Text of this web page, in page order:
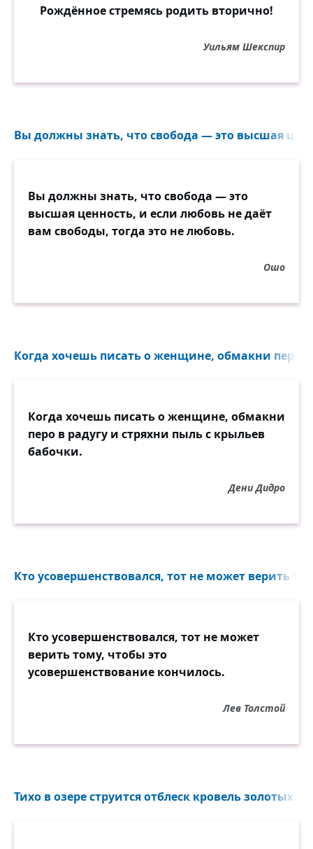
Рождённое стремясь родить вторично!
Уильям Шекспир
Вы должны знать, что свобода — это высшая
Вы должны знать, что свобода — это
высшая ценность, и если любовь не даёт
вам свободы, тогда это не любовь.
Ошо
Когда хочешь писать о женщине, обмакни перо в
Когда хочешь писать о женщине, обмакни
перо в радугу и стряхни пыль с крыльев
бабочки.
Дени Дидро
Кто усовершенствовался, тот не может верить
Кто усовершенствовался, тот не может
верить тому, чтобы это
усовершенствование кончилось.
Лев Толстой
Тихо в озере струится отблеск кровель золотых...